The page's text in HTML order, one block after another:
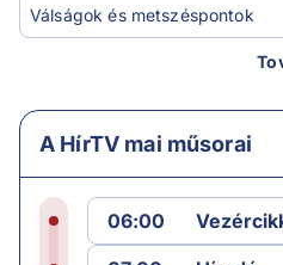
Válságok és metszéspontok
A HírTV mai műsorai
06:00